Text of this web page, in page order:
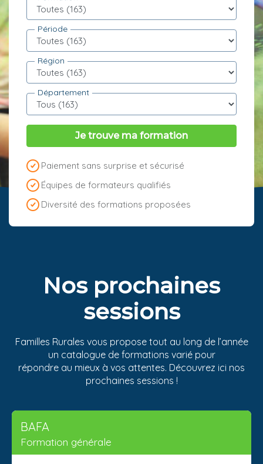
Période
Région
Département
Je trouve ma formation
Paiement sans surprise et sécurisé
Équipes de formateurs qualifiés
Diversité des formations proposées
Nos prochaines
sessions
Familles Rurales vous propose tout au long de l’année
un catalogue de formations varié pour
répondre au mieux à vos attentes. Découvrez ici nos
prochaines sessions !
BAFA
Formation générale